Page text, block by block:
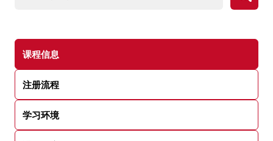
课程信息
注册流程
学习环境